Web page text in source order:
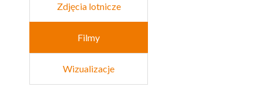
Zdjęcia lotnicze
Filmy
Wizualizacje